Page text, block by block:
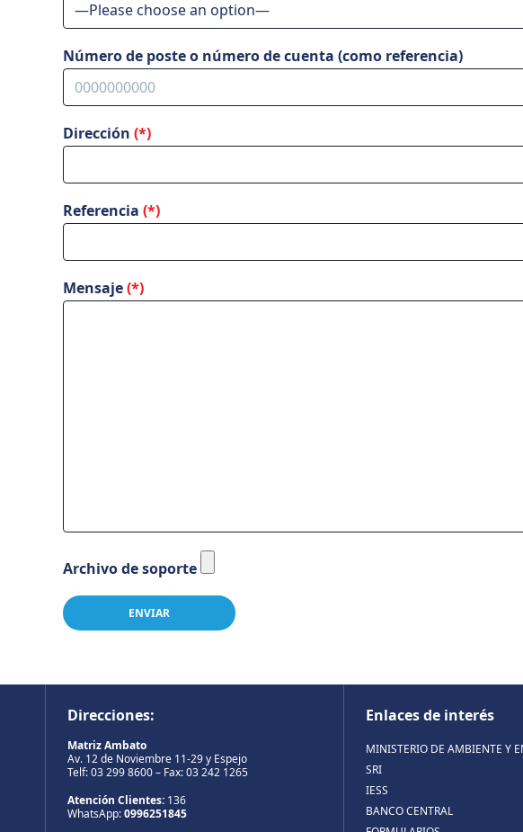
Número de poste o número de cuenta (como referencia)
Dirección (*)
Referencia (*)
Mensaje(*)
Archivo de soporte
Direcciones:
Matriz Ambato
Av. 12 de Noviembre 11-29 y Espejo
Telf: 03 299 8600 – Fax: 03 242 1265
Atención Clientes: 136
WhatsApp:0996251845
Enlaces de interés
MINISTERIO DE AMBIENTE Y
SRI
IESS
BANCO CENTRAL